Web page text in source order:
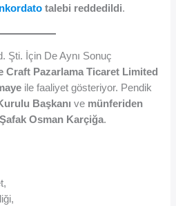
talebi reddedildi.
Şti. İçin De Aynı Sonuç
Craft Pazarlama Ticaret Limited
ile faaliyet gösteriyor. Pendik
Başkanı ve münferiden
Şafak Osman Karçiğa.